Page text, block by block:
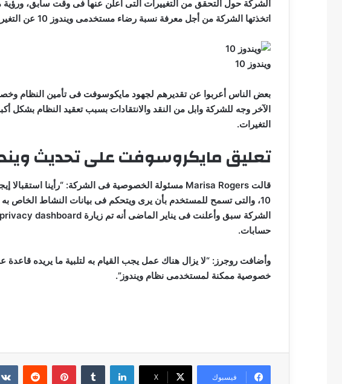
الشركة حول التحقق من التغييرات التى أعلن عنها فى وقت سابق، ورؤية
اتخذتها الشركة من أجل معرفة نسبة رضاء مستخدمى ويندوز 10 عن التغيرات.
ويندوز 10
بعض الناس أعربوا عن تقديرهم لجهود مايكوسوفت فى تأمين النظام
الآخر وجه للشركة وابل من النقد والانتقادات بسبب تعقيد النظام بشكل
التغيرات.
تعليق مايكروسوفت على تحديث
قالت Marisa Rogers مسئولة الخصوصية فى الشركة: “رأينا استقبالا
10، والتى تسمح للمستخدم بأن يرى ويتحكم فى بيانات النشاط الخاص
الشركة سبق وأعلنت فى يناير الماضى أنه تم زيارة privacy dashboard
حسابات.
وأضافت روجرز: “لا يزال هناك عمل يجب القيام به لتلبية ما يريده قاعدة
خصوصية ممكنة لمستخدمى نظام ويندوز”.
فيسبوك ‫X
لينكدإن بينتيريست
21